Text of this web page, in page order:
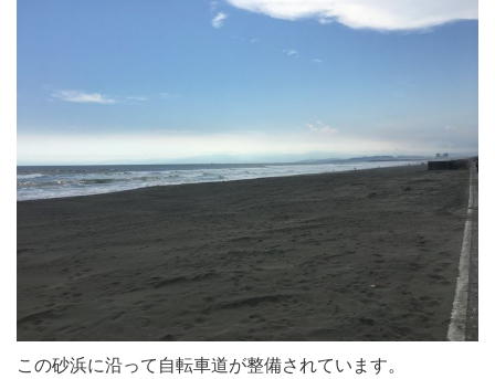
この砂浜に沿って自転車道が整備されています。